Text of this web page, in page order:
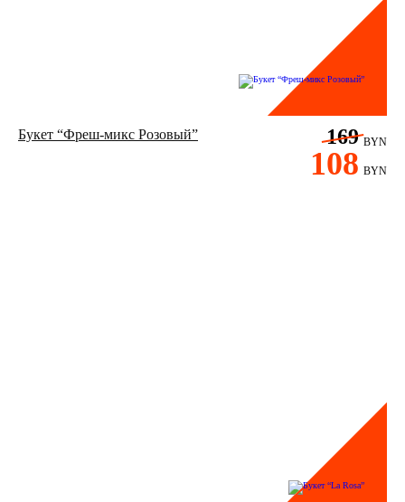
Букет “Фреш-микс Розовый” 169 BYN
108 BYN